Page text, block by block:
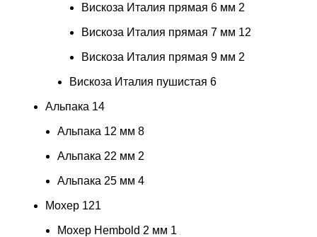
Вискоза Италия прямая 6 мм 2
Вискоза Италия прямая 7 мм 12
Вискоза Италия прямая 9 мм 2
Вискоза Италия пушистая 6
Альпака 14
Альпака 12 мм 8
Альпака 22 мм 2
Альпака 25 мм 4
Мохер 121
Мохер Hembold 2 мм 1